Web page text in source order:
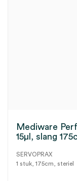
Mediware
15µl, slang
SERVOPRAX
1 stuk, 175cm, steriel